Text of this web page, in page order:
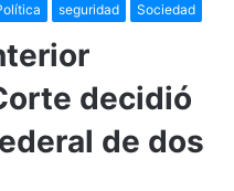
seguridad Sociedad
decidió
de dos